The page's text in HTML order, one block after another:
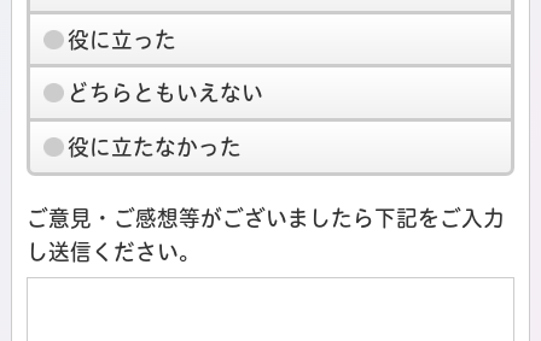
役に立った
どちらともいえない
役に立たなかった
ご意見・ご感想等がございましたら下記をご入力
し送信ください。